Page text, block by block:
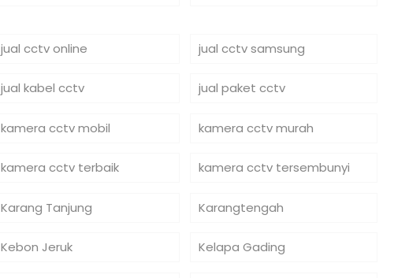
jual cctv online jual cctv samsung
jual kabel cctv jual paket cctv
kamera cctv mobil kamera cctv murah
kamera cctv terbaik kamera cctv tersembunyi
Karang Tanjung Karangtengah
Kebon Jeruk Kelapa Gading